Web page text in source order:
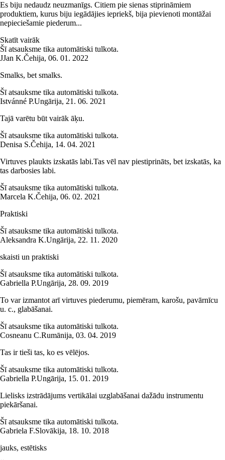
Es biju nedaudz neuzmanīgs. Citiem pie sienas stiprināmiem
produktiem, kurus biju iegādājies iepriekš, bija pievienoti montāžai
nepieciešamie piederum...
Skatīt vairāk
Šī atsauksme tika automātiski tulkota.
JJan K.Čehija, 06. 01. 2022
Smalks, bet smalks.
Šī atsauksme tika automātiski tulkota.
Istvánné P.Ungārija, 21. 06. 2021
Tajā varētu būt vairāk āķu.
Šī atsauksme tika automātiski tulkota.
Denisa S.Čehija, 14. 04. 2021
Virtuves plaukts izskatās labi.Tas vēl nav piestiprināts, bet izskatās, ka
tas darbosies labi.
Šī atsauksme tika automātiski tulkota.
Marcela K.Čehija, 06. 02. 2021
Praktiski
Šī atsauksme tika automātiski tulkota.
Aleksandra K.Ungārija, 22. 11. 2020
skaisti un praktiski
Šī atsauksme tika automātiski tulkota.
Gabriella P.Ungārija, 28. 09. 2019
To var izmantot arī virtuves piederumu, piemēram, karošu, pavārnīcu
u. c., glabāšanai.
Šī atsauksme tika automātiski tulkota.
Cosneanu C.Rumānija, 03. 04. 2019
Tas ir tieši tas, ko es vēlējos.
Šī atsauksme tika automātiski tulkota.
Gabriella P.Ungārija, 15. 01. 2019
Lielisks izstrādājums vertikālai uzglabāšanai dažādu instrumentu
piekāršanai.
Šī atsauksme tika automātiski tulkota.
Gabriela F.Slovākija, 18. 10. 2018
jauks, estētisks